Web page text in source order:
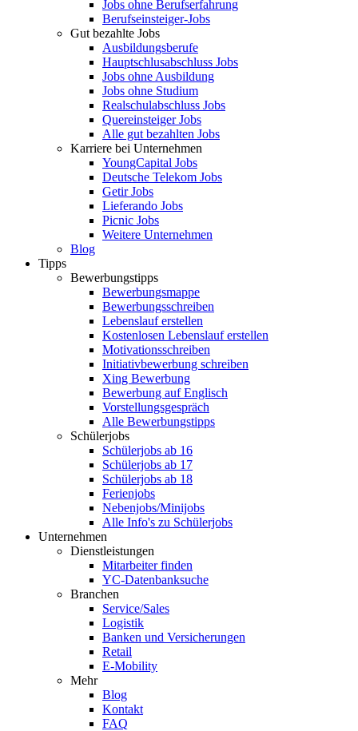
Jobs ohne Berufserfahrung
Berufseinsteiger-Jobs
Gut bezahlte Jobs
Ausbildungsberufe
Hauptschlusabschluss Jobs
Jobs ohne Ausbildung
Jobs ohne Studium
Realschulabschluss Jobs
Quereinsteiger Jobs
Alle gut bezahlten Jobs
Karriere bei Unternehmen
YoungCapital Jobs
Deutsche Telekom Jobs
Getir Jobs
Lieferando Jobs
Picnic Jobs
Weitere Unternehmen
Blog
Tipps
Bewerbungstipps
Bewerbungsmappe
Bewerbungsschreiben
Lebenslauf erstellen
Kostenlosen Lebenslauf erstellen
Motivationsschreiben
Initiativbewerbung schreiben
Xing Bewerbung
Bewerbung auf Englisch
Vorstellungsgespräch
Alle Bewerbungstipps
Schülerjobs
Schülerjobs ab 16
Schülerjobs ab 17
Schülerjobs ab 18
Ferienjobs
Nebenjobs/Minijobs
Alle Info's zu Schülerjobs
Unternehmen
Dienstleistungen
Mitarbeiter finden
YC-Datenbanksuche
Branchen
Service/Sales
Logistik
Banken und Versicherungen
Retail
E-Mobility
Mehr
Blog
Kontakt
FAQ